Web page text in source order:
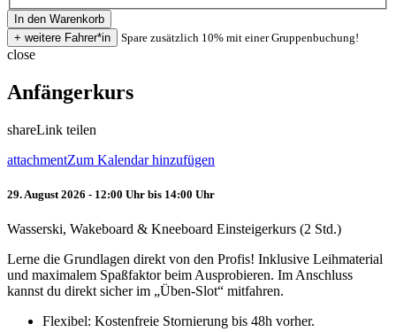
Spare zusätzlich 10% mit einer Gruppenbuchung!
close
Anfängerkurs
shareLink teilen
attachmentZum Kalendar hinzufügen
29. August 2026 - 12:00 Uhr bis 14:00 Uhr
Wasserski, Wakeboard & Kneeboard Einsteigerkurs (2 Std.)
Lerne die Grundlagen direkt von den Profis! Inklusive Leihmaterial
und maximalem Spaßfaktor beim Ausprobieren. Im Anschluss
kannst du direkt sicher im „Üben-Slot“ mitfahren.
Flexibel: Kostenfreie Stornierung bis 48h vorher.